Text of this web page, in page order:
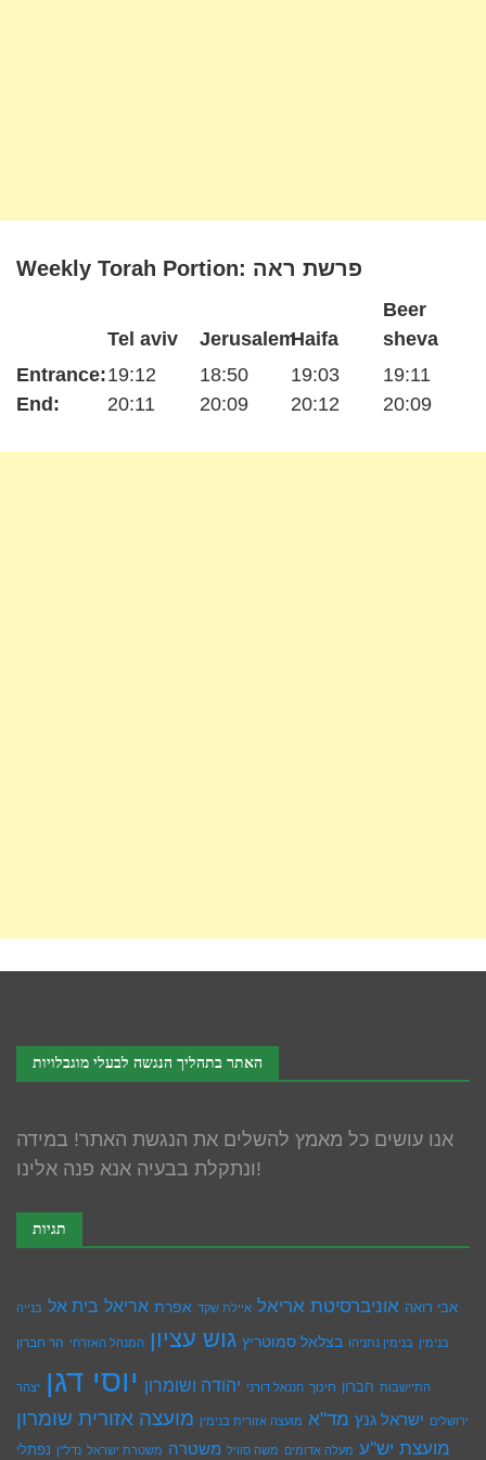
Weekly Torah Portion: פרשת ראה
Entrance:
End:
Tel aviv
19:12
20:11
Jerusalem
18:50
20:09
Haifa
19:03
20:12
Beer
sheva
19:11
20:09
האתר בתהליך הנגשה לבעלי מוגבלויות
אנו עושים כל מאמץ להשלים את הנגשת האתר! במידה
ונתקלת בבעיה אנא פנה אלינו!
תגיות
אבי רואה אוניברסיטת אריאל איילת שקד אפרת אריאל בית אל בנייה
בנימין בנימין נתניהו בצלאל סמוטריץ גוש עציון המנהל האזרחי הר חברון
התיישבות חברון חינוך חננאל דורני יהודה ושומרון יוסי דגן יצהר
ירושלים ישראל גנץ מד"א מועצה אזורית בנימין מועצה אזורית שומרון
מועצת יש''ע מעלה אדומים משה סוויל משטרה משטרת ישראל נדל''ן נפתלי